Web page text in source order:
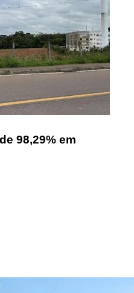
98,29% em